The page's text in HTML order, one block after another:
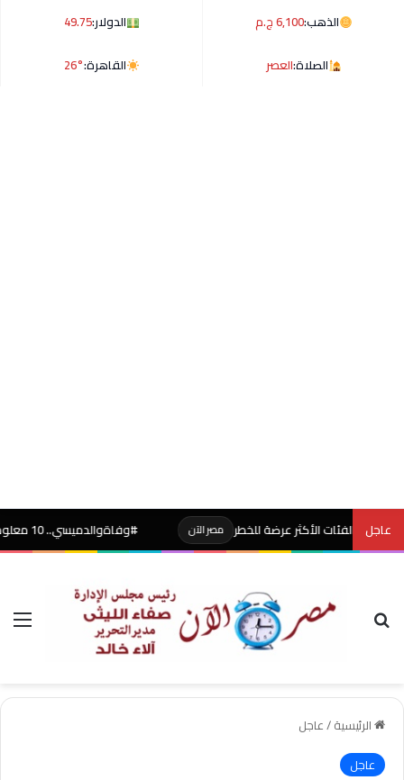
الذهب:6,100 ج.م الدولار:49.75
الصلاة:العصر القاهرة:26°
عاجلالأكثر عرضة للخطر مصر الآن #وفاةوالدميسي.. 10 معلومات عن الأب “خورخي” الذي مهد الطريق للأسطورة
بحث عن
الرئيسية/عاجل
عاجل